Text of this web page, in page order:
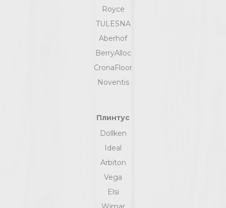
Royce
TULESNA
Aberhof
BerryAlloc
CronaFloor
Noventis
Плинтус
Dollken
Ideal
Arbiton
Vega
Elsi